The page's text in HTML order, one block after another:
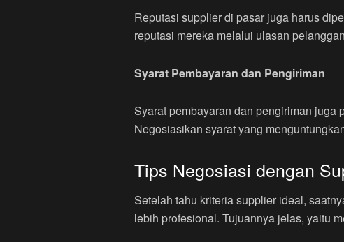
Reputasi supplier di pasar juga harus
reputasi mereka melalui ulasan
Syarat Pembayaran dan Pengiriman
Syarat pembayaran dan pengiriman juga
Negosiasikan syarat yang
Tips Negosiasi dengan
Setelah tahu kriteria supplier ideal,
lebih profesional. Tujuannya jelas, yaitu